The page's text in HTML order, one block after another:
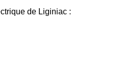
de Liginiac :